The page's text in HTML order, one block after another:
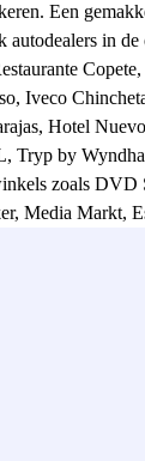
Een
autodealers in
Iveco
Hotel
Tryp by
zoals DVD
Media Markt,
op minder dan